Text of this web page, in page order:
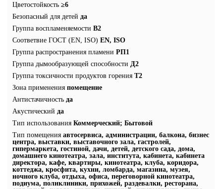
Цветостойкость ≥6
Безопасный для детей да
Группа воспламеняемости В2
Соответвие ГОСТ (EN, ISO) EN, ISO
Группа распространения пламени РП1
Группа дымообразующей способности Д2
Группа токсичности продуктов горения Т2
Зона применения помещение
Антистачичность да
Акустический да
Тип использования Коммерческий; Бытовой
Тип помещения автосервиса, администрации, балкона, бизнес
центра, выставки, выставочного зала, гастролей,
гипермаркета, гостиной, дачи, детей, детского сада, дома,
домашнего кинотеатра, зала, института, кабинета, кабинета
директора, кафе, квартиры, кинотеатра, клуба, коридора,
коттеджа, кросфита, кухни, ломбарда, магазина, музея,
ночного клуба, отдыха, офиса, переговорной кинотеатра,
подиума, поликлиники, прихожей, раздевалки, ресторана,